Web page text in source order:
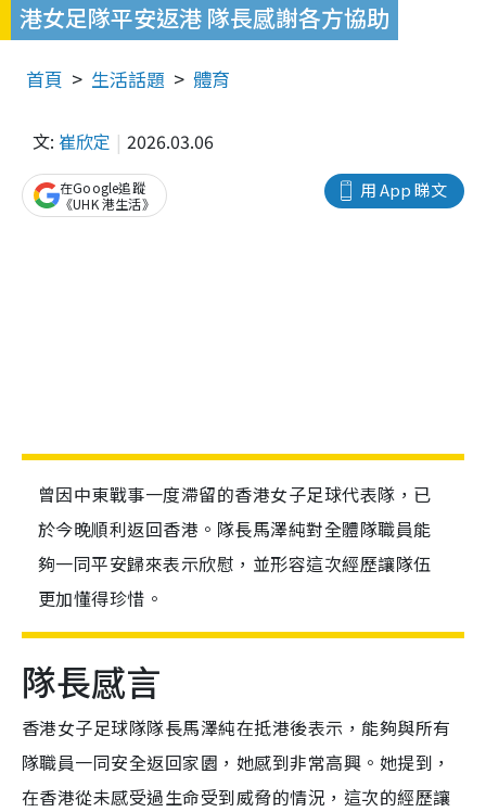
港女足隊平安返港 隊長感謝各方協助
首頁 生活話題 體育
文: 崔欣定 2026.03.06
用 App 睇文
在Google追蹤
《UHK 港生活》
曾因中東戰事一度滯留的香港女子足球代表隊，已
於今晚順利返回香港。隊長馬澤純對全體隊職員能
夠一同平安歸來表示欣慰，並形容這次經歷讓隊伍
更加懂得珍惜。
隊長感言
香港女子足球隊隊長馬澤純在抵港後表示，能夠與所有
隊職員一同安全返回家園，她感到非常高興。她提到，
在香港從未感受過生命受到威脅的情況，這次的經歷讓